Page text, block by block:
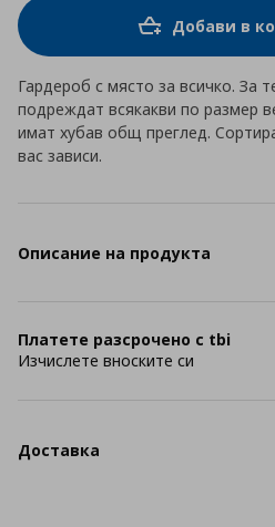
Добави в
Гардероб с място за всичко. За
подреждат всякакви по размер
имат хубав общ преглед.
вас зависи.
Описание на продукта
Платете разсрочено с tbi
Изчислете вноските си
Доставка